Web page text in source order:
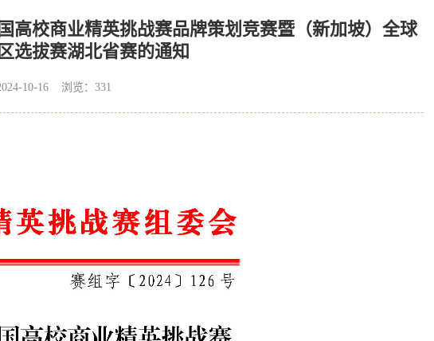
高校商业精英挑战赛品牌策划竞赛暨（新加坡）全球
选拔赛湖北省赛的通知
10-16 浏览：331